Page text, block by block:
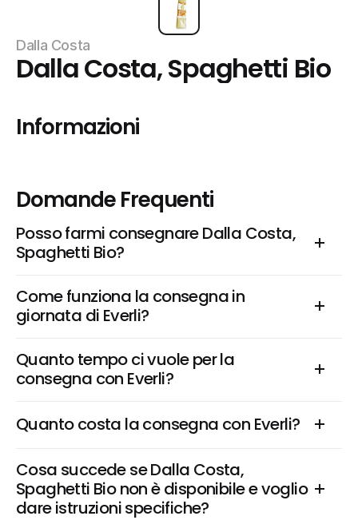
Dalla Costa
Dalla Costa, Spaghetti Bio
Informazioni
Domande Frequenti
Posso farmi consegnare Dalla Costa,
Spaghetti Bio?
Come funziona la consegna in
giornata di Everli?
Quanto tempo ci vuole per la
consegna con Everli?
Quanto costa la consegna con Everli?
Cosa succede se Dalla Costa,
Spaghetti Bio non è disponibile e voglio
dare istruzioni specifiche?